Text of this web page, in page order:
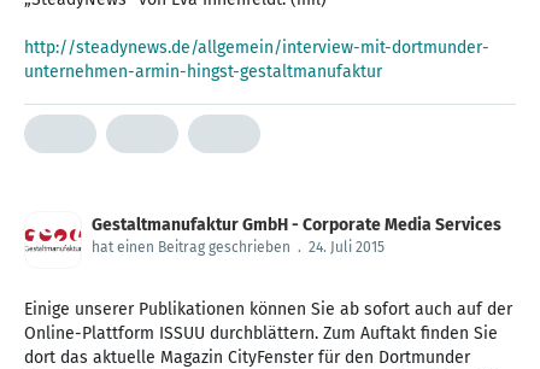
http://steadynews.de/allgemein/interview-mit-dortmunder-
unternehmen-armin-hingst-gestaltmanufaktur
Gestaltmanufaktur GmbH - Corporate Media Services
hat einen Beitrag geschrieben . 24. Juli 2015
Einige unserer Publikationen können Sie ab sofort auch auf der
Online-Plattform ‪ISSUU‬ durchblättern. Zum Auftakt finden Sie
dort das aktuelle Magazin ‪CityFenster‬ für den Dortmunder